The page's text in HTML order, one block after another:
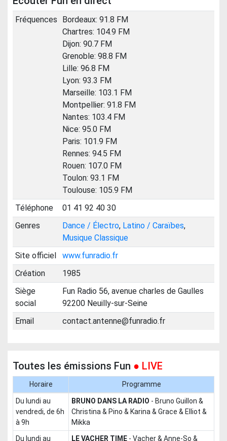
Fréquences
Bordeaux: 91.8 FM
Chartres: 104.9 FM
Dijon: 90.7 FM
Grenoble: 98.8 FM
Lille: 96.8 FM
Lyon: 93.3 FM
Marseille: 103.1 FM
Montpellier: 91.8 FM
Nantes: 103.4 FM
Nice: 95.0 FM
Paris: 101.9 FM
Rennes: 94.5 FM
Rouen: 107.0 FM
Toulon: 93.1 FM
Toulouse: 105.9 FM
Téléphone
01 41 92 40 30
Genres
Dance / Électro, Latino / Caraïbes,
Musique Classique
Site officiel
www.funradio.fr
Création
1985
Siège
social
Fun Radio 56, avenue charles de Gaulles
92200 Neuilly-sur-Seine
Email
contact.antenne@funradio.fr
Toutes les émissions Fun ● LIVE
Horaire Programme
du lundi au
vendredi, de 6h
à 9h
BRUNO DANS LA RADIO - Bruno Guillon &
Christina & Pino & Karina & Grace & Elliot &
Mikka
du lundi au
LE VACHER TIME - Vacher & Anne-So &